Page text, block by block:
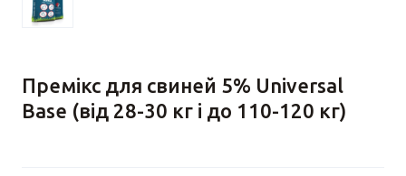
Премікс для свиней 5% Universal
Base (від 28-30 кг і до 110-120 кг)